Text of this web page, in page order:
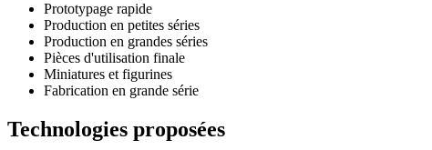
Prototypage rapide
Production en petites séries
Production en grandes séries
Pièces d'utilisation finale
Miniatures et figurines
Fabrication en grande série
Technologies proposées